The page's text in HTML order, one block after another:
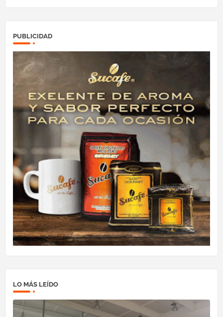
PUBLICIDAD
LO MÁS LEÍDO